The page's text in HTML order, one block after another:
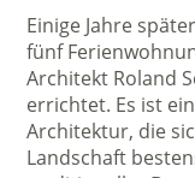
Einige Jahre
fünf
Architekt Roland
errichtet. Es ist
Architektur, die
Landschaft